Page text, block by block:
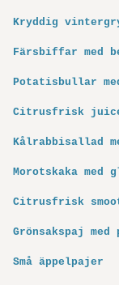
Kryddig
Färsbiffar med
Potatisbullar
Citrusfrisk
Kålrabbisallad
Morotskaka med
Citrusfrisk
Grönsakspaj
Små äppelpajer